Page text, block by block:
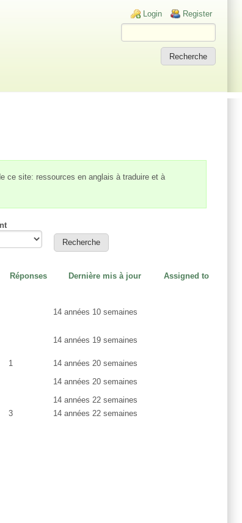
Login links
Login Register
ce site: ressources en anglais à traduire et à
Réponses Dernière mis à jour Assigned to
14 années 10 semaines
14 années 19 semaines
1
14 années 20 semaines
14 années 20 semaines
14 années 22 semaines
3 14 années 22 semaines